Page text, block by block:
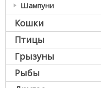
Шампуни
Кошки
Птицы
Грызуны
Рыбы